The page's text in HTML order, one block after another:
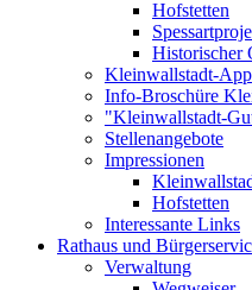
Hofstetten
Historischer
Kleinwallstadt-App
Info-Broschüre
"Kleinwallstadt-
Stellenangebote
Impressionen
Hofstetten
Interessante Links
Rathaus und
Verwaltung